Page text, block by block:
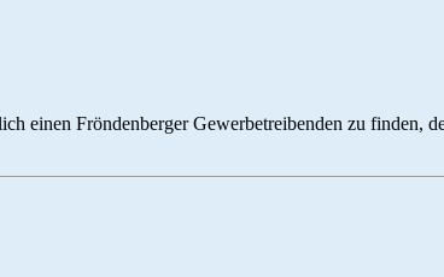
einen Fröndenberger Gewerbetreibenden zu finden,